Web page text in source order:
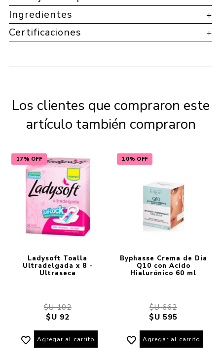
Ingredientes
Certificaciones
Los clientes que compraron este
artículo también compraron
17% OFF
Ladysoft Toalla
Ultradelgada x 8 -
Ultraseca
$U 102
$U 92
Agregar al carrito
10% OFF
Byphasse Crema de Dia
Q10 con Acido
Hialurónico 60 ml
$U 662
$U 595
Agregar al carrito